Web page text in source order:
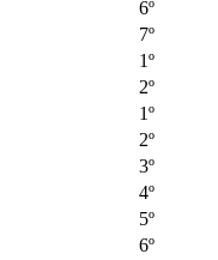
6º
7º
1º
2º
1º
2º
3º
4º
5º
6º